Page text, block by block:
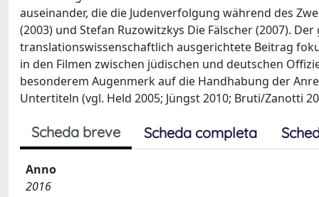
auseinander, die die Judenverfolgung während des
(2003) und Stefan Ruzowitzkys Die Fälscher (2007).
translationswissenschaftlich ausgerichtete Beitrag
in den Filmen zwischen jüdischen und deutschen
besonderem Augenmerk auf die Handhabung der
Untertiteln (vgl. Held 2005; Jüngst 2010; Bruti/Zanotti
Scheda breve Scheda completa
Anno
2016